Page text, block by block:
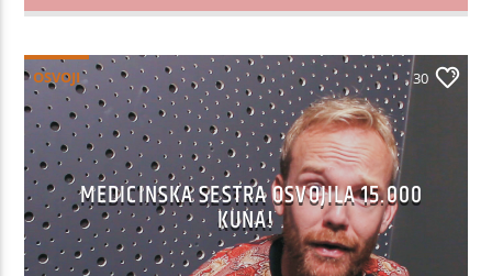
OSVOJI 30
MEDICINSKA SESTRA OSVOJILA 15.000
KUNA!